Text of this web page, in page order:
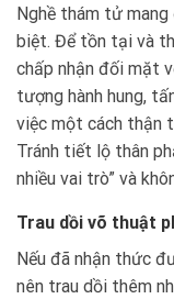
Nghề thám tử
biệt. Để tồn tại và
chấp nhận đối mặt
tượng hành hung,
việc một cách thận
Tránh tiết lộ thân
nhiều vai trò” và
Trau dồi võ thuật
Nếu đã nhận thức
nên trau dồi thêm